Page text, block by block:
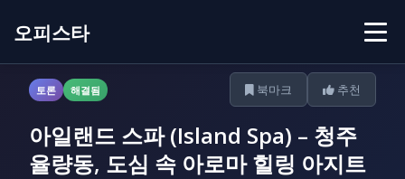
오피스타
토론 해결됨 북마크 추천
아일랜드 스파 (Island Spa) – 청주
율량동, 도심 속 아로마 힐링 아지트